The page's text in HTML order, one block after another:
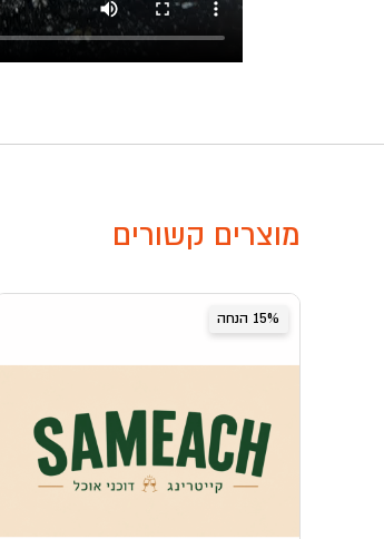
מוצרים קשורים
15% הנחה